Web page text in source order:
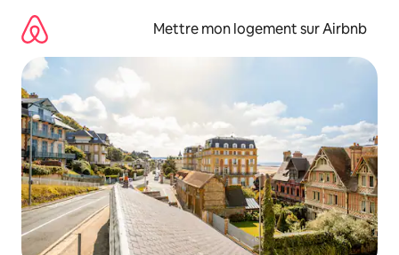
directement
contenu
Mettre mon logement sur Airbnb